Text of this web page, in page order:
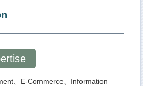
、E-Commerce、Information